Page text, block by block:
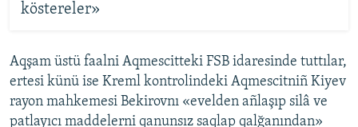
köstereler»
Aqşam üstü faalni Aqmescitteki FSB idaresinde tuttılar,
ertesi künü ise Kreml kontrolindeki Aqmescitniñ Kiyev
rayon mahkemesi Bekirovnı «evelden añlaşıp silâ ve
patlayıcı maddelerni qanunsız saqlap qalğanından»